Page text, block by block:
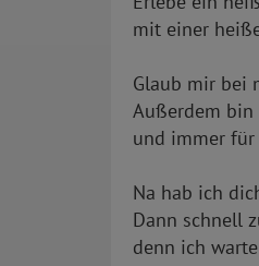
mit einer
Glaub mir bei
Außerdem bin
und immer
Na hab ich
Dann schnell
denn ich